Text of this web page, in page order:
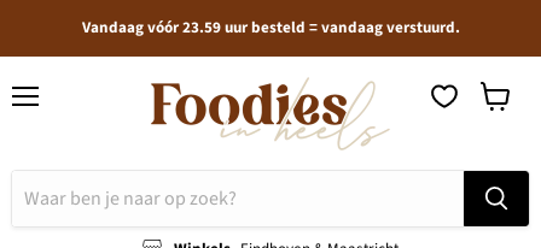
Vandaag vóór 23.59 uur besteld = vandaag verstuurd.